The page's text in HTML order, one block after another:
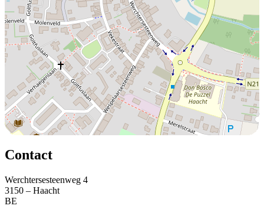
Contact
Werchtersesteenweg 4
3150 – Haacht
BE